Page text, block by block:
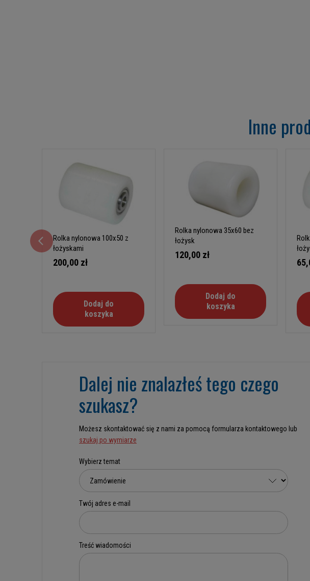
Inne
Rolka nylonowa 100x50 z
łożyskami
200,00 zł
Dodaj do
koszyka
Rolka nylonowa 35x60 bez
łożysk
120,00 zł
Dodaj do
koszyka
Dalej nie znalazłeś tego czego
szukasz?
Możesz skontaktować się z nami za pomocą formularza kontaktowego lub
szukaj po wymiarze